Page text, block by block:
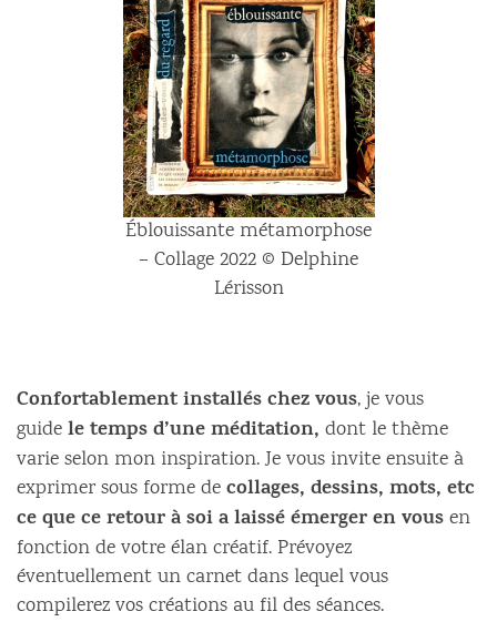
Éblouissante métamorphose
– Collage 2022 © Delphine
Lérisson
Confortablement installés chez vous, je vous
guidele temps d’une méditation, dont le thème
varie selon mon inspiration. Je vous invite ensuite à
exprimer sous forme decollages, dessins, mots, etc
ce que ce retour à soi a laissé émerger en vousen
fonction de votre élan créatif. Prévoyez
éventuellement un carnet dans lequel vous
compilerez vos créations au fil des séances.